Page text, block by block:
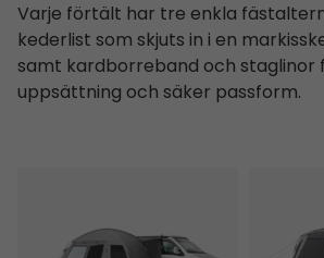
Varje förtält har tre enkla
kederlist som skjuts in i en
samt kardborreband och staglinor
uppsättning och säker passform.